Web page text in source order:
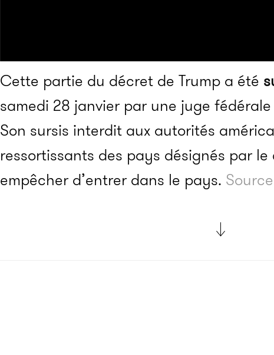
Cette partie du décret de Trump a été
samedi 28 janvier par une juge
Son sursis interdit aux autorités
ressortissants des pays désignés par
empêcher d’entrer dans le pays.